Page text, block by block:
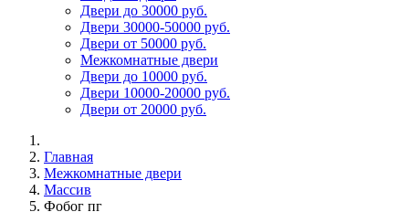
Двери до 30000 руб.
Двери 30000-50000 руб.
Двери от 50000 руб.
Межкомнатные двери
Двери до 10000 руб.
Двери 10000-20000 руб.
Двери от 20000 руб.
Главная
Межкомнатные двери
Массив
Фобог пг